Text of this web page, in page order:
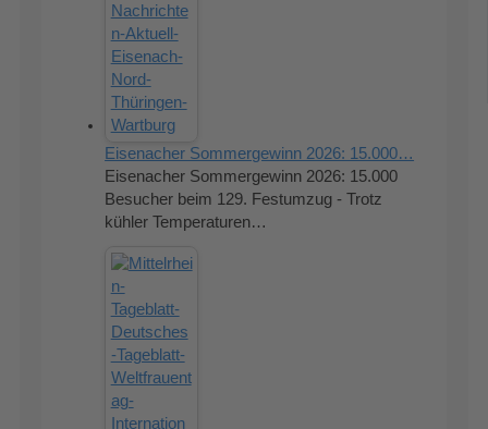
Eisenacher Sommergewinn 2026: 15.000…
Eisenacher Sommergewinn 2026: 15.000
Besucher beim 129. Festumzug - Trotz
kühler Temperaturen…